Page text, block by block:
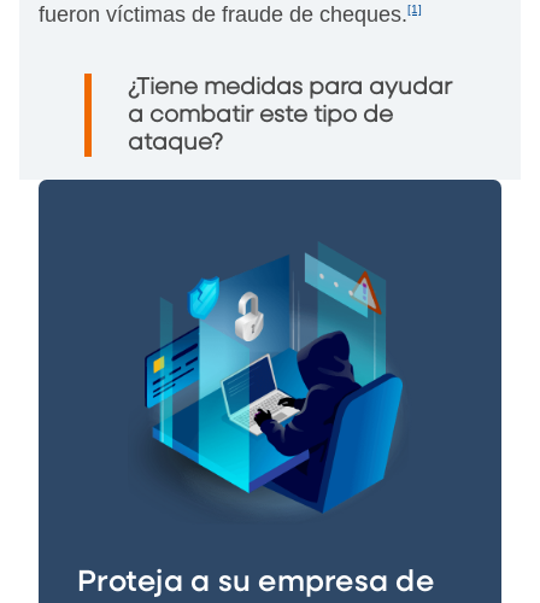
fueron víctimas de fraude de cheques.[1]
¿Tiene medidas para ayudar
a combatir este tipo de
ataque?
Proteja a su empresa de